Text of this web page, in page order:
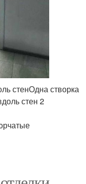
стенОдна створка
стен 2